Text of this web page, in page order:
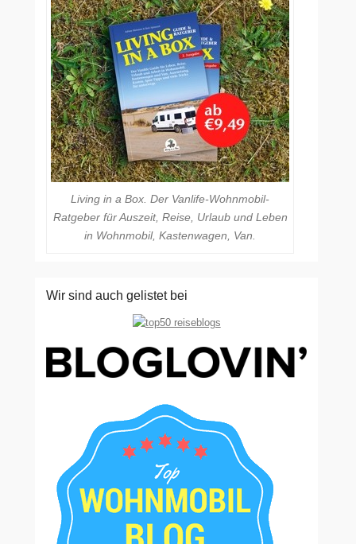
Living in a Box. Der Vanlife-Wohnmobil-
Ratgeber für Auszeit, Reise, Urlaub und Leben
in Wohnmobil, Kastenwagen, Van.
Wir sind auch gelistet bei